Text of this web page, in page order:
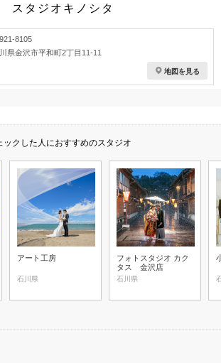
スタジオキノシタ
8105
県金沢市平和町2丁目11-11
地図を見る
ックした人におすすめのスタジオ
アート工房
石川県
フォトスタジオ カク
タス 金沢店
石川県